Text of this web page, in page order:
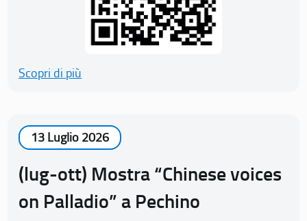
Scopri di più
13 Luglio 2026
(lug-ott) Mostra “Chinese voices
on Palladio” a Pechino